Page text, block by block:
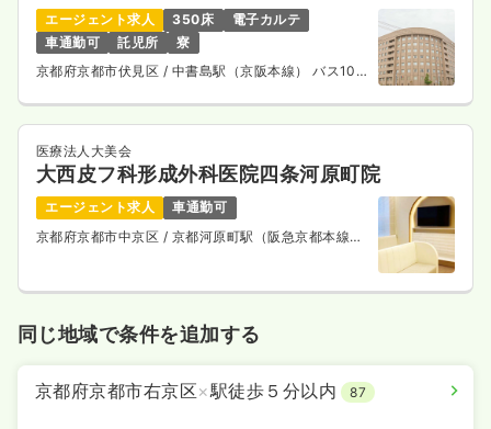
エージェント求人 350床
電子カルテ
車通勤可
託児所
寮
京都府京都市伏見区 / 中書島駅（京阪本線） バス10
医療法人大美会
大西皮フ科形成外科医院四条河原町院
エージェント求人
車通勤可
京都府京都市中京区 / 京都河原町駅（阪急京都本線）
同じ地域で条件を追加する
京都府京都市右京区×駅徒歩５分以内 87